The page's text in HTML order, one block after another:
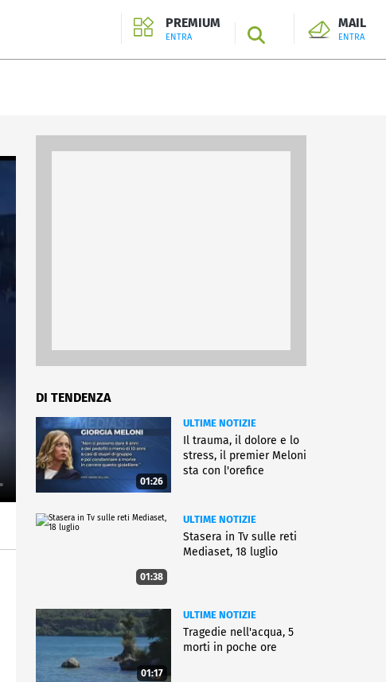
PREMIUM
ENTRA SEARCH
MAIL
ENTRA
DI TENDENZA
01:26
ULTIME NOTIZIE
Il trauma, il dolore e lo
stress, il premier Meloni
sta con l'orefice
01:38
ULTIME NOTIZIE
Stasera in Tv sulle reti
Mediaset, 18 luglio
01:17
ULTIME NOTIZIE
Tragedie nell'acqua, 5
morti in poche ore